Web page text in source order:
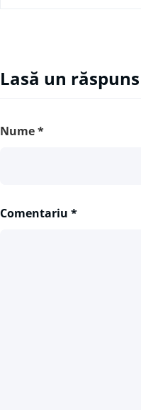
Lasă un răspuns
Nume*
Comentariu *